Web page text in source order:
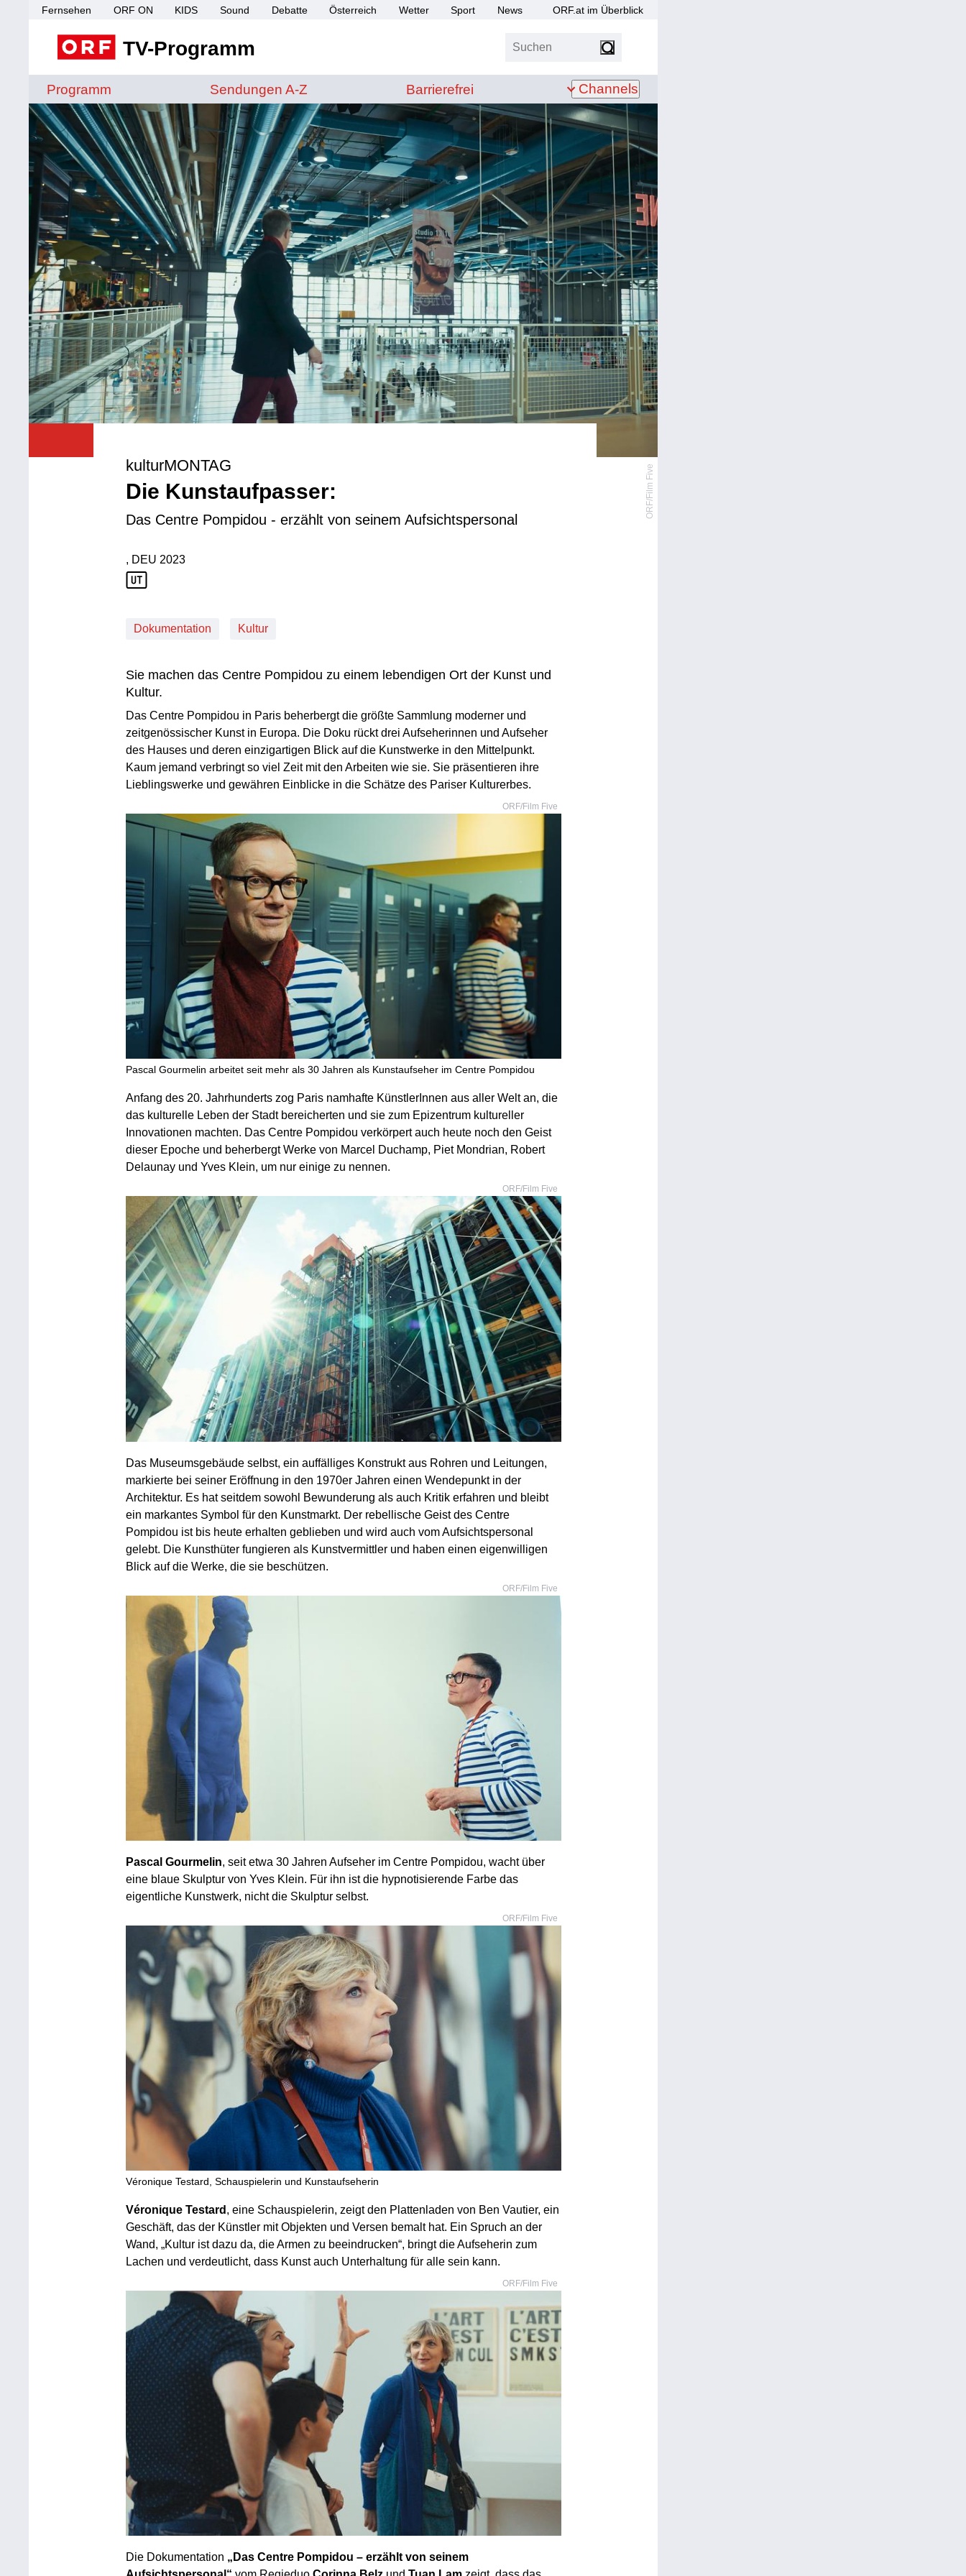
Fernsehen ORF ON KIDS Sound Debatte Österreich Wetter Sport News ORF.at im Überblick
TV-Programm Suchen
Programm Sendungen von A bis Z
Sendungen A-Z Barrierefrei
Barrierefrei Channels
ORF/Film Five
kulturMONTAG
Die Kunstaufpasser:
Das Centre Pompidou - erzählt von seinem Aufsichtspersonal
Produktionsland: DEU
, DEU
Produktionsjahr: 2023
2023
Dokumentation Kultur
Sie machen das Centre Pompidou zu einem lebendigen Ort der Kunst und
Kultur.
Das Centre Pompidou in Paris beherbergt die größte Sammlung moderner und
zeitgenössischer Kunst in Europa. Die Doku rückt drei Aufseherinnen und Aufseher
des Hauses und deren einzigartigen Blick auf die Kunstwerke in den Mittelpunkt.
Kaum jemand verbringt so viel Zeit mit den Arbeiten wie sie. Sie präsentieren ihre
Lieblingswerke und gewähren Einblicke in die Schätze des Pariser Kulturerbes.
ORF/Film Five
Pascal Gourmelin arbeitet seit mehr als 30 Jahren als Kunstaufseher im Centre Pompidou
Anfang des 20. Jahrhunderts zog Paris namhafte KünstlerInnen aus aller Welt an, die
das kulturelle Leben der Stadt bereicherten und sie zum Epizentrum kultureller
Innovationen machten. Das Centre Pompidou verkörpert auch heute noch den Geist
dieser Epoche und beherbergt Werke von Marcel Duchamp, Piet Mondrian, Robert
Delaunay und Yves Klein, um nur einige zu nennen.
ORF/Film Five
Das Museumsgebäude selbst, ein auffälliges Konstrukt aus Rohren und Leitungen,
markierte bei seiner Eröffnung in den 1970er Jahren einen Wendepunkt in der
Architektur. Es hat seitdem sowohl Bewunderung als auch Kritik erfahren und bleibt
ein markantes Symbol für den Kunstmarkt. Der rebellische Geist des Centre
Pompidou ist bis heute erhalten geblieben und wird auch vom Aufsichtspersonal
gelebt. Die Kunsthüter fungieren als Kunstvermittler und haben einen eigenwilligen
Blick auf die Werke, die sie beschützen.
ORF/Film Five
Pascal Gourmelin, seit etwa 30 Jahren Aufseher im Centre Pompidou, wacht über
eine blaue Skulptur von Yves Klein. Für ihn ist die hypnotisierende Farbe das
eigentliche Kunstwerk, nicht die Skulptur selbst.
ORF/Film Five
Véronique Testard, Schauspielerin und Kunstaufseherin
Véronique Testard , eine Schauspielerin, zeigt den Plattenladen von Ben Vautier, ein
Geschäft, das der Künstler mit Objekten und Versen bemalt hat. Ein Spruch an der
Wand, „Kultur ist dazu da, die Armen zu beeindrucken“, bringt die Aufseherin zum
Lachen und verdeutlicht, dass Kunst auch Unterhaltung für alle sein kann.
ORF/Film Five
Die Dokumentation „Das Centre Pompidou – erzählt von seinem